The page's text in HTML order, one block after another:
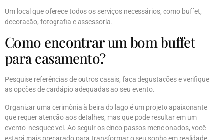
Um local que oferece todos os serviços necessários, como buffet,
decoração, fotografia e assessoria.
Como encontrar um bom buffet
para casamento?
Pesquise referências de outros casais, faça degustações e verifique
as opções de cardápio adequadas ao seu evento.
Organizar uma cerimônia à beira do lago é um projeto apaixonante
que requer atenção aos detalhes, mas que pode resultar em um
evento inesquecível. Ao seguir os cinco passos mencionados, você
estará mais preparado para transformar o seu sonho em realidade.